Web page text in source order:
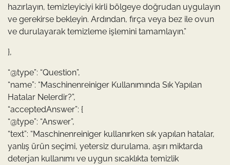
hazırlayın, temizleyiciyi kirli bölgeye doğrudan uygulayın
ve gerekirse bekleyin. Ardından, fırça veya bez ile ovun
ve durulayarak temizleme işlemini tamamlayın.”
},
“@type”: “Question”,
“name”: “Maschinenreiniger Kullanımında Sık Yapılan
Hatalar Nelerdir?”,
“acceptedAnswer”: {
“@type”: “Answer”,
“text”: “Maschinenreiniger kullanırken sık yapılan hatalar,
yanlış ürün seçimi, yetersiz durulama, aşırı miktarda
deterjan kullanımı ve uygun sıcaklıkta temizlik